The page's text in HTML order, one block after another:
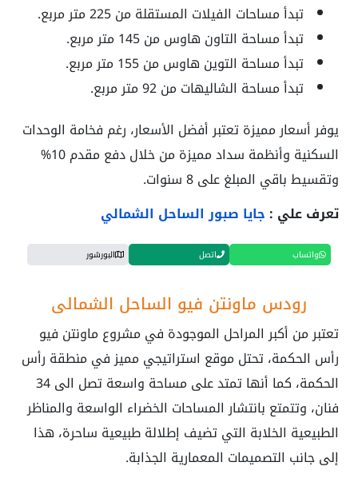
تبدأ مساحات الفيلات المستقلة من 225 متر مربع.
تبدأ مساحة التاون هاوس من 145 متر مربع.
تبدأ مساحة التوين هاوس من 155 متر مربع.
تبدأ مساحة الشاليهات من 92 متر مربع.
يوفر أسعار مميزة تعتبر أفضل الأسعار، رغم فخامة الوحدات
السكنية وأنظمة سداد مميزة من خلال دفع مقدم 10%
وتقسيط باقي المبلغ على 8 سنوات.
تعرف علي : جايا صبور الساحل الشمالي
واتساب اتصل البورشور
رودس ماونتن فيو الساحل الشمالي
تعتبر من أكبر المراحل الموجودة في مشروع ماونتن فيو
رأس الحكمة، تحتل موقع استراتيجي مميز في منطقة رأس
الحكمة، كما أنها تمتد على مساحة واسعة تصل الى 34
فنان، وتتمتع بانتشار المساحات الخضراء الواسعة والمناظر
الطبيعية الخلابة التي تضيف إطلالة طبيعية ساحرة، هذا
إلى جانب التصميمات المعمارية الجذابة.